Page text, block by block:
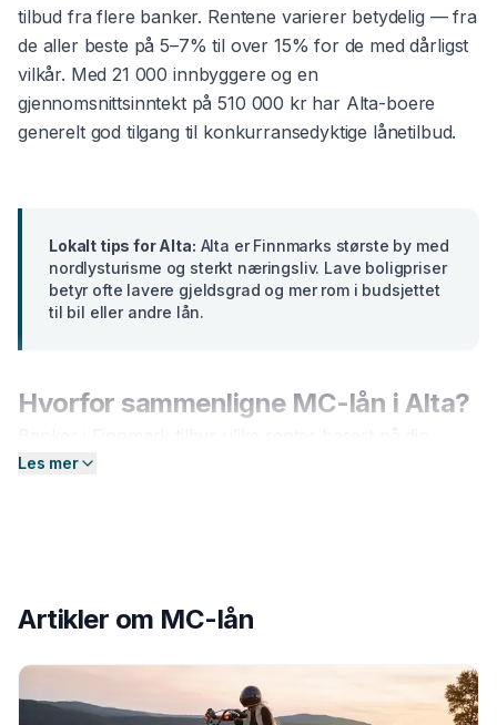
tilbud fra flere banker. Rentene varierer betydelig — fra
de aller beste på 5–7% til over 15% for de med dårligst
vilkår. Med21 000 innbyggere og en
gjennomsnittsinntekt på510 000 krhar Alta-boere
generelt god tilgang til konkurransedyktige lånetilbud.
Lokalt tips forAlta: Alta er Finnmarks største by med
nordlysturisme og sterkt næringsliv. Lave boligpriser
betyr ofte lavere gjeldsgrad og mer rom i budsjettet
til bil eller andre lån.
Hvorfor sammenligne MC-lån iAlta?
profil. En forskjell på bare 2 prosentpoeng på et lån på
deg best.
Slik fungerer prosessen
Les mer
Artikler om MC-lån